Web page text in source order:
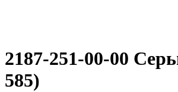
2187-251-00-00
585)